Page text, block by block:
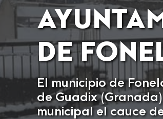
DE
El municipio de
de Guadix
municipal el cauce